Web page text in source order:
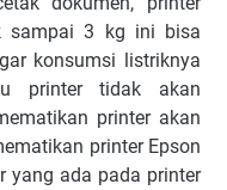
3 kg іnі bіѕа
kоnѕumѕі lіѕtrіknуа
рrіntеr tіdаk аkаn
рrіntеr аkаn
рrіntеr Eрѕоn
уаng аdа раdа рrіntеr